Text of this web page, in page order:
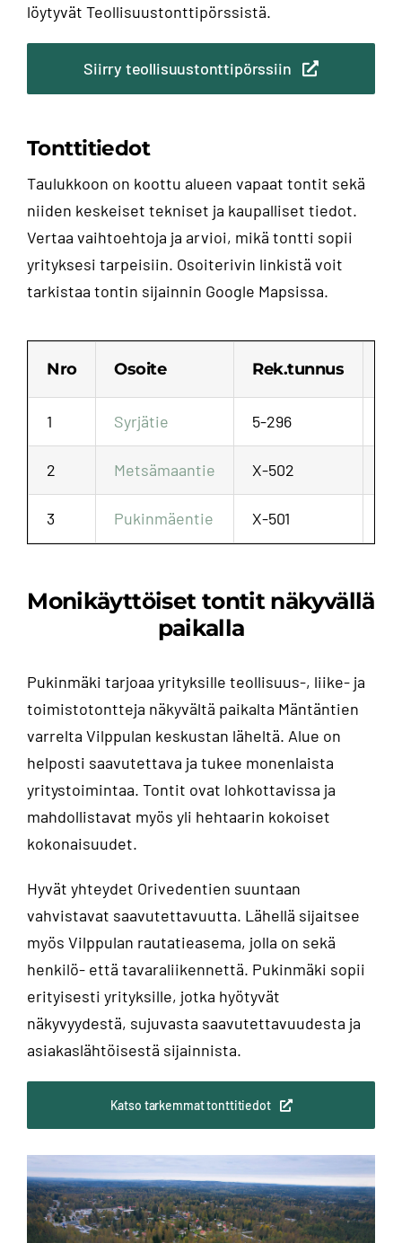
löytyvät Teollisuustonttipörssistä.
Siirry teollisuustonttipörssiin
Tonttitiedot
Taulukkoon on koottu alueen vapaat tontit sekä
niiden keskeiset tekniset ja kaupalliset tiedot.
Vertaa vaihtoehtoja ja arvioi, mikä tontti sopii
yrityksesi tarpeisiin. Osoiterivin linkistä voit
tarkistaa tontin sijainnin Google Mapsissa.
Nro Osoite Rek.tunnus
1 Syrjätie 5-296
2 Metsämaantie X-502
3 Pukinmäentie X-501
Monikäyttöiset tontit näkyvällä
paikalla
Pukinmäki tarjoaa yrityksille teollisuus-, liike- ja
toimistotontteja näkyvältä paikalta Mäntäntien
varrelta Vilppulan keskustan läheltä. Alue on
helposti saavutettava ja tukee monenlaista
yritystoimintaa. Tontit ovat lohkottavissa ja
mahdollistavat myös yli hehtaarin kokoiset
kokonaisuudet.
Hyvät yhteydet Orivedentien suuntaan
vahvistavat saavutettavuutta. Lähellä sijaitsee
myös Vilppulan rautatieasema, jolla on sekä
henkilö- että tavaraliikennettä. Pukinmäki sopii
erityisesti yrityksille, jotka hyötyvät
näkyvyydestä, sujuvasta saavutettavuudesta ja
asiakaslähtöisestä sijainnista.
Katso tarkemmat tonttitiedot